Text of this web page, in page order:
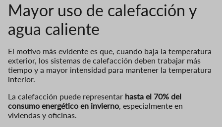
Mayor uso de calefacción y
agua caliente
El motivo más evidente es que, cuando baja la temperatura
exterior, los sistemas de calefacción deben trabajar más
tiempo y a mayor intensidad para mantener la temperatura
interior.
La calefacción puede representar hasta el 70% del
consumo energético en invierno, especialmente en
viviendas y oficinas.